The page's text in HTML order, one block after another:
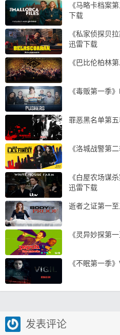
《马略卡档案
下载
《私家侦探贝
迅雷下载
《巴比伦柏林
《毒贩第一季
罪恶黑名单第
《洛城战警第
《白屋农场谋
迅雷下载
逝者之证第一
《灵异妙探第
《不眠第一季
发表评论